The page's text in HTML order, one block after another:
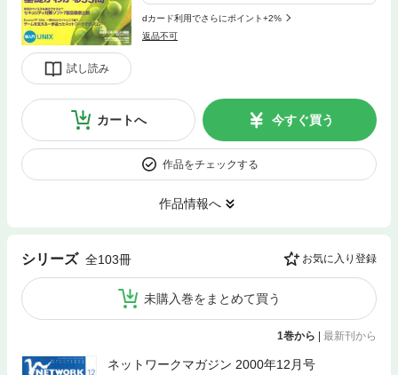
試し読み
dカード利用でさらにポイント+2%
返品不可
カートへ 今すぐ買う
作品をチェックする
作品情報へ
シリーズ 全103冊 お気に入り登録
未購入巻をまとめて買う
1巻から 最新刊から
ネットワークマガジン 2000年12月号